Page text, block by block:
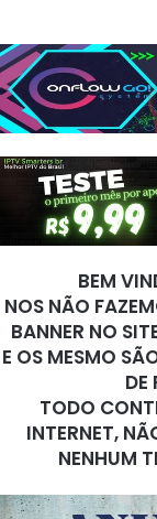
BEM
NOS NÃO
BANNER NO
E OS MESMO
DE
TODO
INTERNET,
NENHUM